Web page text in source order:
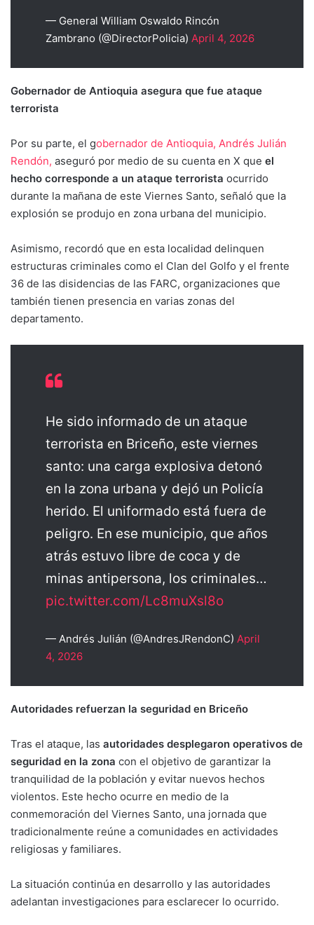
— General William Oswaldo Rincón
Zambrano (@DirectorPolicia) April 4, 2026
Gobernador de Antioquia asegura que fue ataque
terrorista
Por su parte, el gobernador de Antioquia, Andrés Julián
Rendón, aseguró por medio de su cuenta en X que el
hecho corresponde a un ataque terrorista ocurrido
durante la mañana de este Viernes Santo, señaló que la
explosión se produjo en zona urbana del municipio.
Asimismo, recordó que en esta localidad delinquen
estructuras criminales como el Clan del Golfo y el frente
36 de las disidencias de las FARC, organizaciones que
también tienen presencia en varias zonas del
departamento.
He sido informado de un ataque
terrorista en Briceño, este viernes
santo: una carga explosiva detonó
en la zona urbana y dejó un Policía
herido. El uniformado está fuera de
peligro. En ese municipio, que años
atrás estuvo libre de coca y de
minas antipersona, los criminales…
pic.twitter.com/Lc8muXsl8o
— Andrés Julián (@AndresJRendonC) April
4, 2026
Autoridades refuerzan la seguridad en Briceño
Tras el ataque, las autoridades desplegaron operativos de
seguridad en la zona con el objetivo de garantizar la
tranquilidad de la población y evitar nuevos hechos
violentos. Este hecho ocurre en medio de la
conmemoración del Viernes Santo, una jornada que
tradicionalmente reúne a comunidades en actividades
religiosas y familiares.
La situación continúa en desarrollo y las autoridades
adelantan investigaciones para esclarecer lo ocurrido.